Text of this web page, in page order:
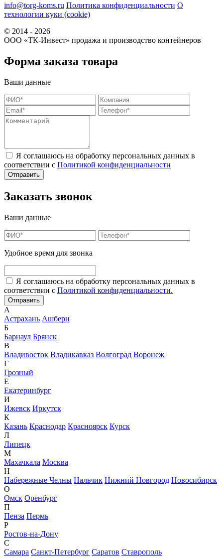
info@torg-koms.ru Политика конфиденциальности О
технологии куки (cookie)
© 2014 - 2026
ООО «ТК-Инвест» продажа и производство контейнеров
Форма заказа товара
Ваши данные
Я соглашаюсь на обработку персональных данных в
соответствии с Политикой конфиденциальности
Заказать звонок
Ваши данные
Удобное время для звонка
Я соглашаюсь на обработку персональных данных в
соответствии с Политикой конфиденциальности.
А
Астрахань Ашберн
Б
Барнаул Брянск
В
Владивосток Владикавказ Волгоград Воронеж
Г
Грозный
Е
Екатеринбург
И
Ижевск Иркутск
К
Казань Краснодар Красноярск Курск
Л
Липецк
М
Махачкала Москва
Н
Набережные Челны Нальчик Нижний Новгород Новосибирск
О
Омск Оренбург
П
Пенза Пермь
Р
Ростов-на-Дону
С
Самара Санкт-Петербург Саратов Ставрополь